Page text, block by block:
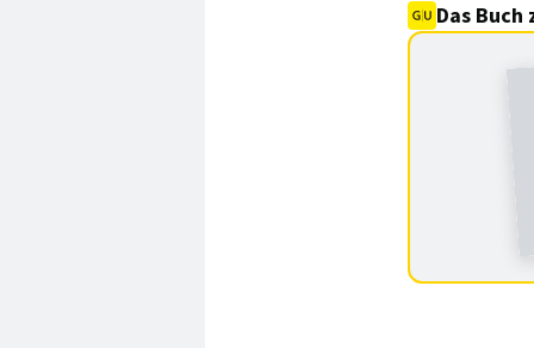
Das Buch